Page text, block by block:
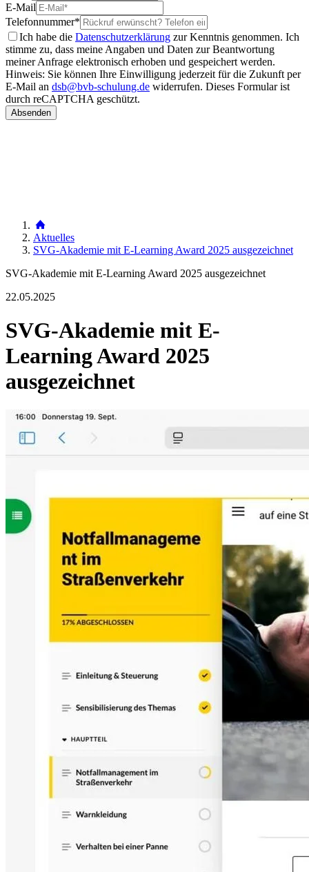
E-Mail
Telefonnummer*
Ich habe die Datenschutzerklärung zur Kenntnis genommen. Ich
stimme zu, dass meine Angaben und Daten zur Beantwortung
meiner Anfrage elektronisch erhoben und gespeichert werden.
Hinweis: Sie können Ihre Einwilligung jederzeit für die Zukunft per
E-Mail an dsb@bvb-schulung.de widerrufen. Dieses Formular ist
durch reCAPTCHA geschützt.
Aktuelles
SVG-Akademie mit E-Learning Award 2025 ausgezeichnet
SVG-Akademie mit E-Learning Award 2025 ausgezeichnet
22.05.2025
SVG-Akademie mit E-
Learning Award 2025
ausgezeichnet